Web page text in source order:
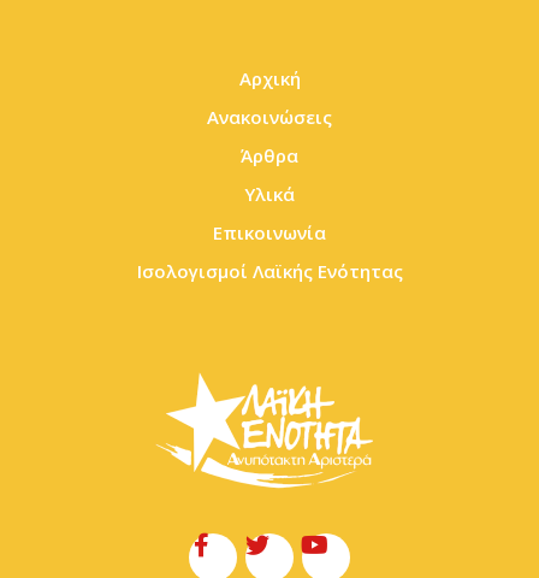
Αρχική
Ανακοινώσεις
Άρθρα
Υλικά
Επικοινωνία
Ισολογισμοί Λαϊκής Ενότητας